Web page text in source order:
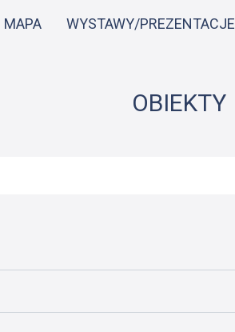
do
MAPA WYSTAWY/PREZENTACJE
OBIEKTY